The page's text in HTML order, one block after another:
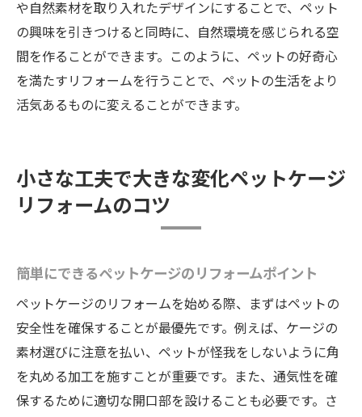
や自然素材を取り入れたデザインにすることで、ペット
の興味を引きつけると同時に、自然環境を感じられる空
間を作ることができます。このように、ペットの好奇心
を満たすリフォームを行うことで、ペットの生活をより
活気あるものに変えることができます。
小さな工夫で大きな変化ペットケージ
リフォームのコツ
簡単にできるペットケージのリフォームポイント
ペットケージのリフォームを始める際、まずはペットの
安全性を確保することが最優先です。例えば、ケージの
素材選びに注意を払い、ペットが怪我をしないように角
を丸める加工を施すことが重要です。また、通気性を確
保するために適切な開口部を設けることも必要です。さ